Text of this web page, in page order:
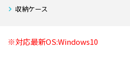
収納ケース
※対応最新OS:Windows10